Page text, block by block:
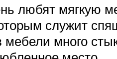
любят мягкую
служит
много